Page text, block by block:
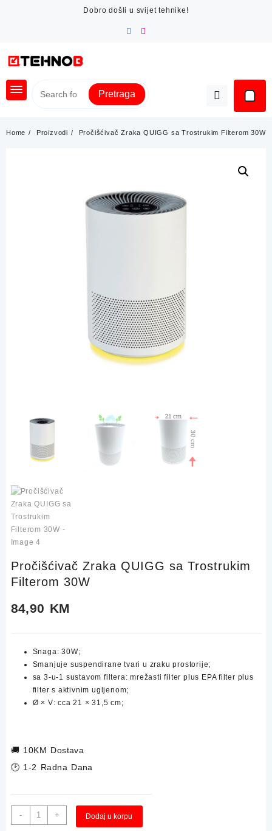
Dobro došli u svijet tehnike!
Pretraga
Home Proizvodi Pročišćivač Zraka QUIGG sa Trostrukim Filterom 30W
Pročišćivač Zraka QUIGG sa Trostrukim
Filterom 30W
84,90 KM
Snaga: 30W;
Smanjuje suspendirane tvari u zraku prostorije;
sa 3-u-1 sustavom filtera: mrežasti filter plus EPA filter plus
filter s aktivnim ugljenom;
Ø × V: cca 21 × 31,5 cm;
🚚 10KM Dostava
🕑 1-2 Radna Dana
-
Pročišćivač
Zraka
+ Dodaj u korpu